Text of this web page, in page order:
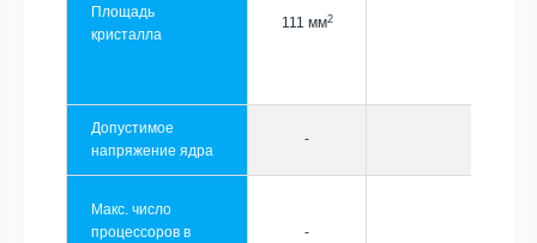
Площадь
кристалла
111 мм2
Допустимое
напряжение ядра
-
Макс. число
процессоров в
-